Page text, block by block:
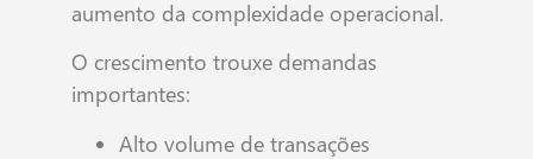
aumento da complexidade operacional.
O crescimento trouxe demandas
importantes:
Alto volume de transações